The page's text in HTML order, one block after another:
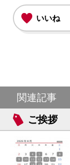
いいね
関連記事
ご挨拶